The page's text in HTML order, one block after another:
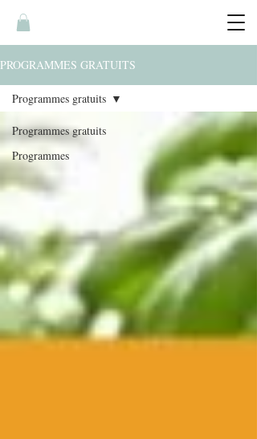
PROGRAMMES GRATUITS
Programmes gratuits
Programmes
Programmes gratuits